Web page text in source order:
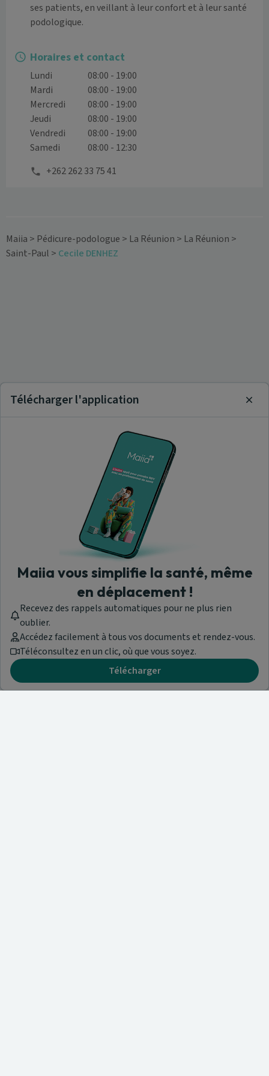
ses patients, en veillant à leur confort et à leur santé
podologique.
Horaires et contact
Lundi
08:00 - 19:00
Mardi
08:00 - 19:00
Mercredi
08:00 - 19:00
Jeudi
08:00 - 19:00
Vendredi
08:00 - 19:00
Samedi
08:00 - 12:30
+262 262 33 75 41
Maiia > Pédicure-podologue > La Réunion > La Réunion >
Saint-Paul > Cecile DENHEZ
Télécharger l'application
Maiia vous simplifie la santé, même
en déplacement !
Recevez des rappels automatiques pour ne plus rien
oublier.
Accédez facilement à tous vos documents et rendez-vous.
Téléconsultez en un clic, où que vous soyez.
Télécharger